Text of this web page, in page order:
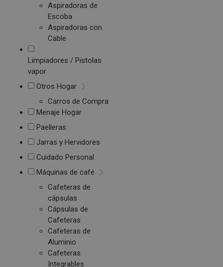
Aspiradoras de
Escoba
Aspiradoras con
Cable
Limpiadores / Pistolas
vapor
Otros Hogar
Carros de Compra
Menaje Hogar
Paelleras
Jarras y Hervidores
Cuidado Personal
Máquinas de café
Cafeteras de
cápsulas
Cápsulas de
Cafeteras
Cafeteras de
Aluminio
Cafeteras
Integrables